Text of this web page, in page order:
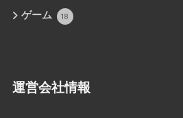
ゲーム 18
運営会社情報